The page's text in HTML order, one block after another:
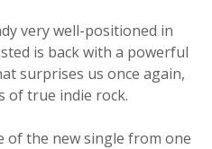
very well-positioned in
is back with a powerful
surprises us once again,
of true indie rock.
of the new single from one